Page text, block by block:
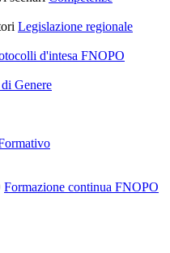
Legislazione regionale
d'intesa FNOPO
Genere
Formazione continua FNOPO